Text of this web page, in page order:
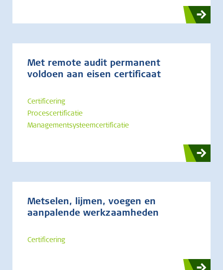
Met remote audit permanent
voldoen aan eisen certificaat
Certificering
Procescertificatie
Managementsysteemcertificatie
Metselen, lijmen, voegen en
aanpalende werkzaamheden
Certificering